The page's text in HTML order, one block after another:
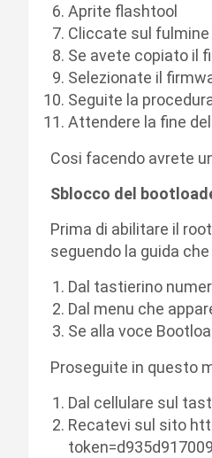
Aprite flashtool
Cliccate sul fulmine
Se avete copiato il
Selezionate il
Seguite la
Attendere la fine
Cosi facendo avrete
Sblocco del
Prima di abilitare il
seguendo la guida
Dal tastierino
Dal menu che
Se alla voce
Proseguite in questo
Dal cellulare sul
Recatevi sul sito